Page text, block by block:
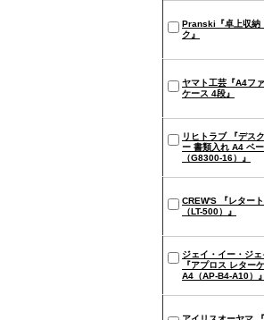
Pranski『卓上収納
ク』
ヤマト工芸『A4フ
ケース 4段』
リヒトラブ 『デス
ー 書類入れ A4 ベー
（G8300-16）』
CREW'S 『レター
（LT-500）』
ジェイ・イー・ジェ
『アプロス レター
A4（AP-B4-A10）』